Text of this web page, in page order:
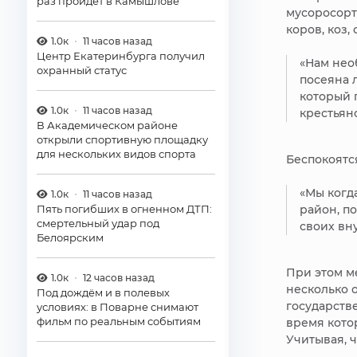
1.0к 11 часов назад
Центр Екатеринбурга получил
охранный статус
1.0к 11 часов назад
В Академическом районе
открыли спортивную площадку
для нескольких видов спорта
1.0к 11 часов назад
Пять погибших в огненном ДТП:
смертельный удар под
Белоярским
1.0к 12 часов назад
Под дождём и в полевых
условиях: в Поварне снимают
фильм по реальным событиям
коров,
«Нам
посеяна
который
«Мы
район,
своих
При этом
несколько
время
Учитывая,